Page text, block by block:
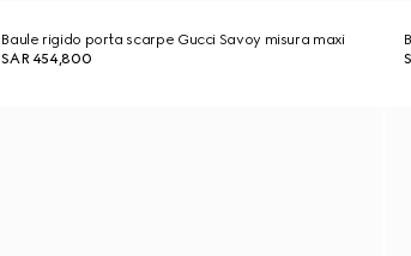
Baule rigido porta scarpe Gucci Savoy misura maxi
SAR 454,800